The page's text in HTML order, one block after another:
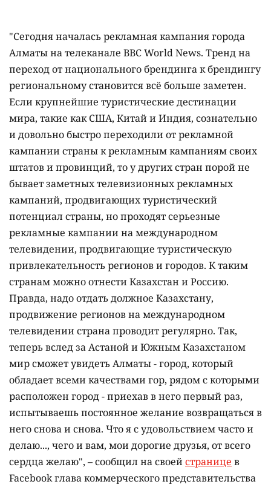
"Сегодня началась рекламная кампания города
Алматы на телеканале BBC World News. Тренд на
переход от национального брендинга к брендингу
региональному становится всё больше заметен.
Если крупнейшие туристические дестинации
мира, такие как США, Китай и Индия, сознательно
и довольно быстро переходили от рекламной
кампании страны к рекламным кампаниям своих
штатов и провинций, то у других стран порой не
бывает заметных телевизионных рекламных
кампаний, продвигающих туристический
потенциал страны, но проходят серьезные
рекламные кампании на международном
телевидении, продвигающие туристическую
привлекательность регионов и городов. К таким
странам можно отнести Казахстан и Россию.
Правда, надо отдать должное Казахстану,
продвижение регионов на международном
телевидении страна проводит регулярно. Так,
теперь вслед за Астаной и Южным Казахстаном
мир сможет увидеть Алматы - город, который
обладает всеми качествами гор, рядом с которыми
расположен город - приехав в него первый раз,
испытываешь постоянное желание возвращаться в
него снова и снова. Что я с удовольствием часто и
делаю..., чего и вам, мои дорогие друзья, от всего
сердца желаю", – сообщил на своейстранице в
Facebook глава коммерческого представительства